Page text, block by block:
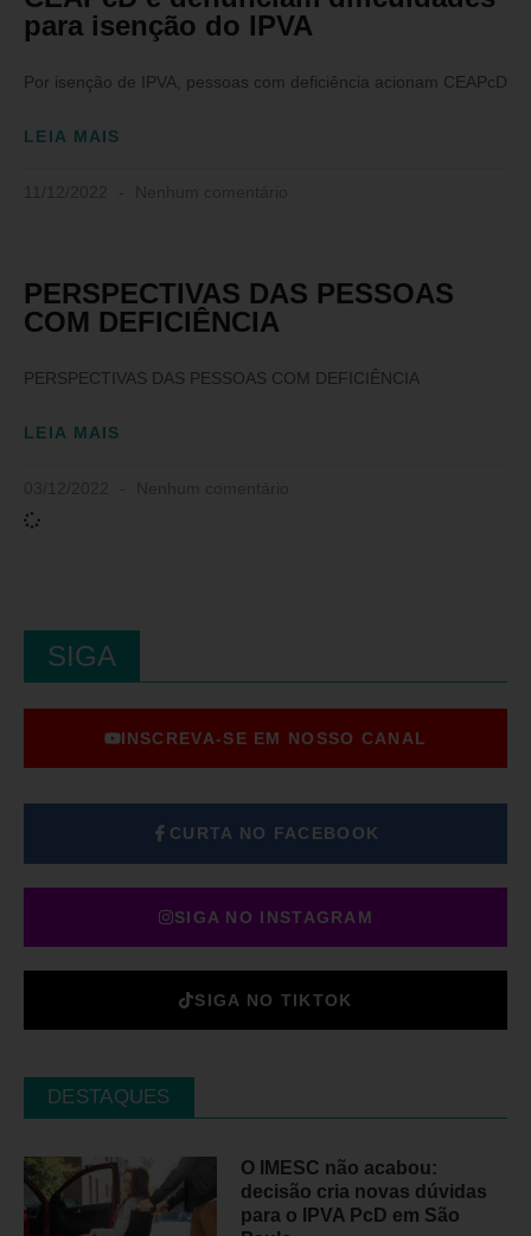
para isenção do IPVA
Por isenção de IPVA, pessoas com deficiência acionam CEAPcD
LEIA MAIS
PERSPECTIVAS DAS PESSOAS
COM DEFICIÊNCIA
PERSPECTIVAS DAS PESSOAS COM DEFICIÊNCIA
LEIA MAIS
SIGA
INSCREVA-SE EM NOSSO CANAL
CURTA NO FACEBOOK
SIGA NO INSTAGRAM
SIGA NO TIKTOK
DESTAQUES
O IMESC não acabou:
decisão cria novas dúvidas
para o IPVA PcD em São